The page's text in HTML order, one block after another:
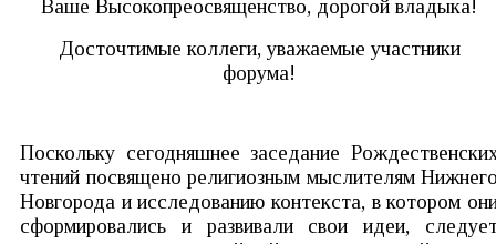
Ваше Высокопреосвященство, дорогой владыка!
Досточтимые коллеги, уважаемые участники
форума!
Поскольку сегодняшнее заседание
чтений посвящено религиозным мыслителям
Новгорода и исследованию контекста, в котором
сформировались и развивали свои идеи,